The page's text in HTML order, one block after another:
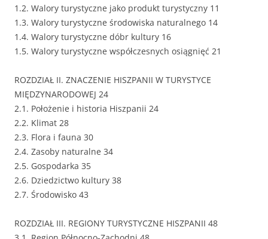
1.2. Walory turystyczne jako produkt turystyczny 11
1.3. Walory turystyczne środowiska naturalnego 14
1.4. Walory turystyczne dóbr kultury 16
1.5. Walory turystyczne współczesnych osiągnięć 21
ROZDZIAŁ II. ZNACZENIE HISZPANII W TURYSTYCE
MIĘDZYNARODOWEJ 24
2.1. Położenie i historia Hiszpanii 24
2.2. Klimat 28
2.3. Flora i fauna 30
2.4. Zasoby naturalne 34
2.5. Gospodarka 35
2.6. Dziedzictwo kultury 38
2.7. Środowisko 43
ROZDZIAŁ III. REGIONY TURYSTYCZNE HISZPANII 48